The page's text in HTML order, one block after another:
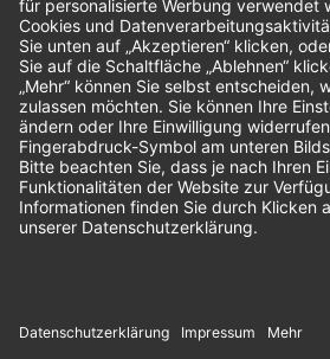
Unsere Zahlungsarten: